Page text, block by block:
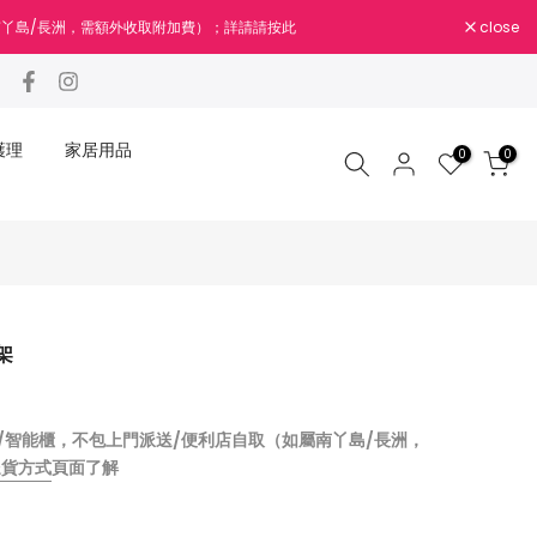
島/長洲，需額外收取附加費）；詳請請按此 close
理 家居用品 0 0
能櫃，不包上門派送/便利店自取（如屬南丫島/長洲，
方式頁面了解